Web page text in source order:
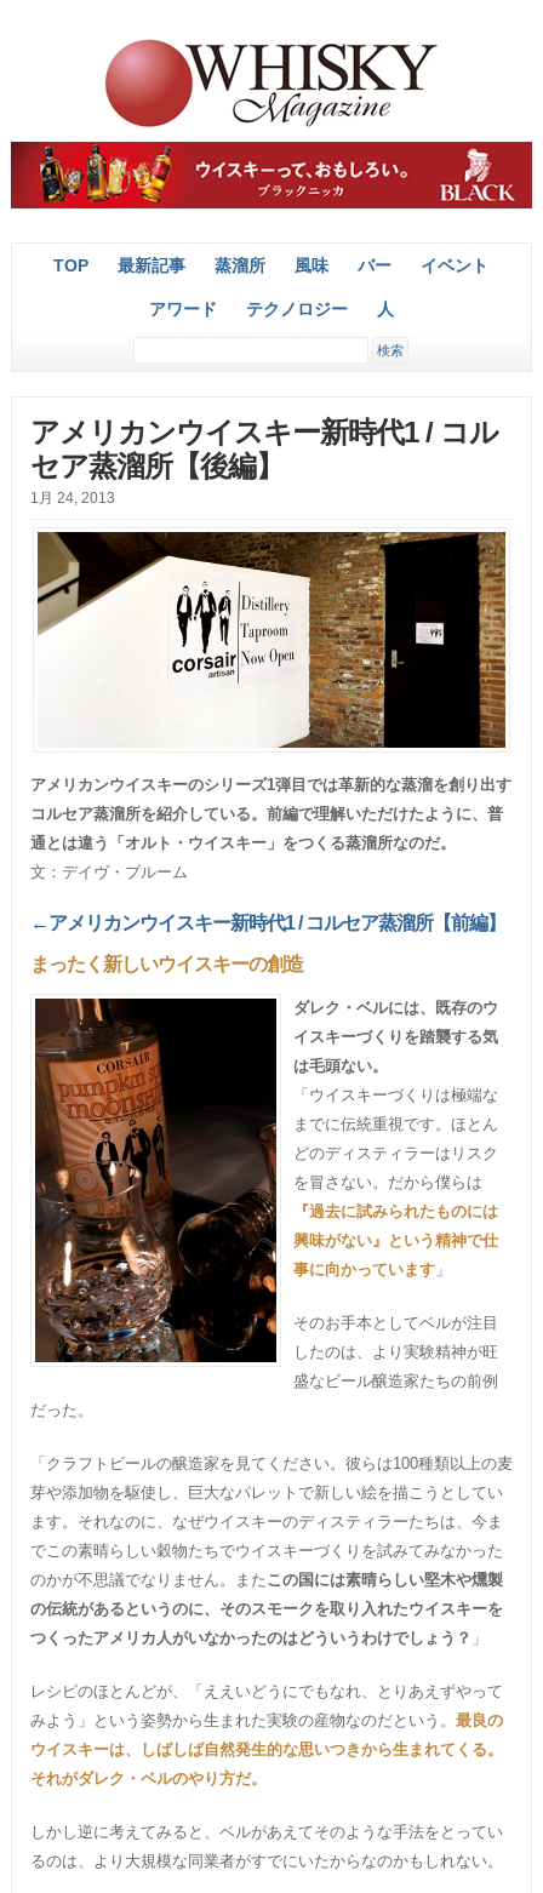
TOP 最新記事 蒸溜所 風味 バー イベント
アワード テクノロジー 人
アメリカンウイスキー新時代1 / コル
セア蒸溜所【後編】
1月 24, 2013
アメリカンウイスキーのシリーズ1弾目では革新的な蒸溜を創り出す
コルセア蒸溜所を紹介している。前編で理解いただけたように、普
通とは違う「オルト・ウイスキー」をつくる蒸溜所なのだ。
文：デイヴ・ブルーム
←アメリカンウイスキー新時代1 / コルセア蒸溜所【前編】
まったく新しいウイスキーの創造
ダレク・ベルには、既存のウ
イスキーづくりを踏襲する気
は毛頭ない。
「ウイスキーづくりは極端な
までに伝統重視です。ほとん
どのディスティラーはリスク
を冒さない。だから僕らは
『過去に試みられたものには
興味がない』という精神で仕
事に向かっています」
そのお手本としてベルが注目
したのは、より実験精神が旺
盛なビール醸造家たちの前例
だった。
「クラフトビールの醸造家を見てください。彼らは100種類以上の麦
芽や添加物を駆使し、巨大なパレットで新しい絵を描こうとしてい
ます。それなのに、なぜウイスキーのディスティラーたちは、今ま
でこの素晴らしい穀物たちでウイスキーづくりを試みてみなかった
のかが不思議でなりません。またこの国には素晴らしい堅木や燻製
の伝統があるというのに、そのスモークを取り入れたウイスキーを
つくったアメリカ人がいなかったのはどういうわけでしょう？ 」
レシピのほとんどが、「ええいどうにでもなれ、とりあえずやって
みよう」という姿勢から生まれた実験の産物なのだという。 最良の
ウイスキーは、しばしば自然発生的な思いつきから生まれてくる。
それがダレク・ベルのやり方だ。
しかし逆に考えてみると、ベルがあえてそのような手法をとってい
るのは、より大規模な同業者がすでにいたからなのかもしれない。